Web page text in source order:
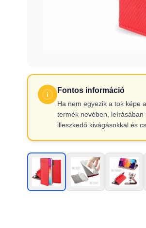
Fontos információ
Ha nem egyezik a tok képe
termék nevében,
illeszkedő kivágásokkal és